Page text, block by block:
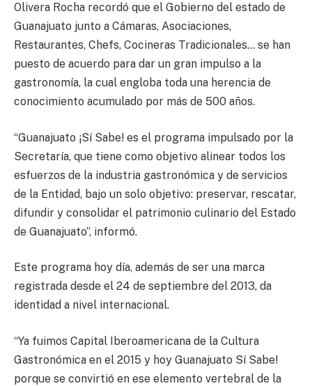
Olivera Rocha recordó que el Gobierno del estado de
Guanajuato junto a Cámaras, Asociaciones,
Restaurantes, Chefs, Cocineras Tradicionales… se han
puesto de acuerdo para dar un gran impulso a la
gastronomía, la cual engloba toda una herencia de
conocimiento acumulado por más de 500 años.
“Guanajuato ¡Sí Sabe! es el programa impulsado por la
Secretaría, que tiene como objetivo alinear todos los
esfuerzos de la industria gastronómica y de servicios
de la Entidad, bajo un solo objetivo: preservar, rescatar,
difundir y consolidar el patrimonio culinario del Estado
de Guanajuato”, informó.
Este programa hoy día, además de ser una marca
registrada desde el 24 de septiembre del 2013, da
identidad a nivel internacional.
“Ya fuimos Capital Iberoamericana de la Cultura
Gastronómica en el 2015 y hoy Guanajuato Sí Sabe!
porque se convirtió en ese elemento vertebral de la